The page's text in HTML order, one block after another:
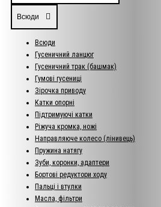
Всюди
Всюди
Гусеничний ланцюг
Гусеничний трак (башмак)
Гумові гусениці
Зірочка приводу
Катки опорні
Підтримуючі катки
Ріжуча кромка, ножі
Направляюче колесо (лінивець)
Пружина натягу
Зуби, коронки, адаптери
Бортові редуктори ходу
Пальці і втулки
Масла, фільтри